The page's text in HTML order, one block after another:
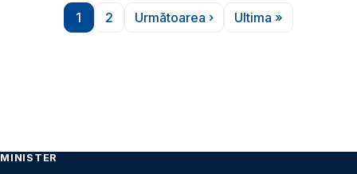
Pagina
1
Pagina
2
Pagina următoare
Următoarea ›
Ultima pagină
Ultima »
MINISTER